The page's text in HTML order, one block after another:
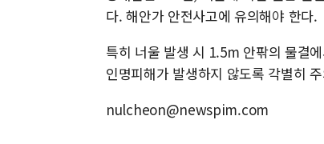
다. 해안가 안전사고에 유의해야 한다.
특히 너울 발생 시 1.5m 안팎의 물결
인명피해가 발생하지 않도록 각별히
nulcheon@newspim.com